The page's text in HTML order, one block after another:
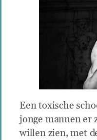
Een toxische
jonge mannen er
willen zien, met